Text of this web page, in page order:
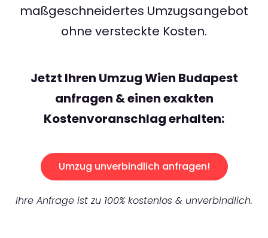
maßgeschneidertes Umzugsangebot
ohne versteckte Kosten.
Jetzt Ihren Umzug Wien Budapest
anfragen & einen exakten
Kostenvoranschlag erhalten:
Umzug unverbindlich anfragen!
Ihre Anfrage ist zu 100% kostenlos & unverbindlich.